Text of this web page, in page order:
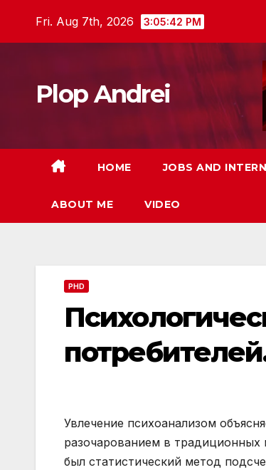
Fri. Aug 7th, 2026 3:05:43 PM
Plop Andrei
HOME JOBS AND
ABOUT ME VIDEO
PHD
Увлечение психоанализом
разочарованием в
был статистический метод